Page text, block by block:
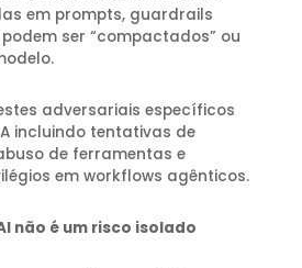
em prompts, guardrails
ser “compactados” ou
adversariais específicos
incluindo tentativas de
de ferramentas e
em workflows agênticos.
não é um risco isolado